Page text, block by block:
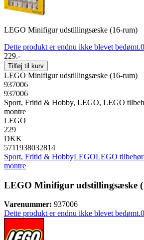
LEGO Minifigur udstillingsæske (16-rum)
Dette produkt er endnu ikke blevet bedømt.0
229.-
Tilføj til kurv
LEGO Minifigur udstillingsæske (16-rum)
937006
937006
Sport, Fritid & Hobby, LEGO, LEGO
montre
LEGO
229
DKK
5711938032814
Sport, Fritid & HobbyLEGOLEGO tilbehør
montre
LEGO Minifigur udstillingsæske
Varenummer: 937006
Dette produkt er endnu ikke blevet bedømt.0